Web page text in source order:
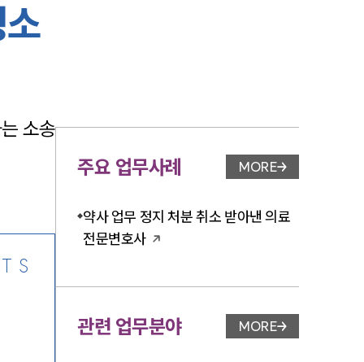
소송
주요 업무사례 업무사례 페이지 이
MORE
약사 업무 정지 처분 취소 받아낸 의료
전문변호사
관련 업무분야 업무분야 페이지 이
MORE